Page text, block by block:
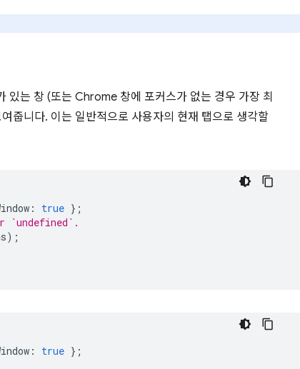
있는 창 (또는 Chrome 창에 포커스가 없는 경우 가장 최
줍니다. 이는 일반적으로 사용자의 현재 탭으로 생각할
: true };
`undefined`.
);
: true };